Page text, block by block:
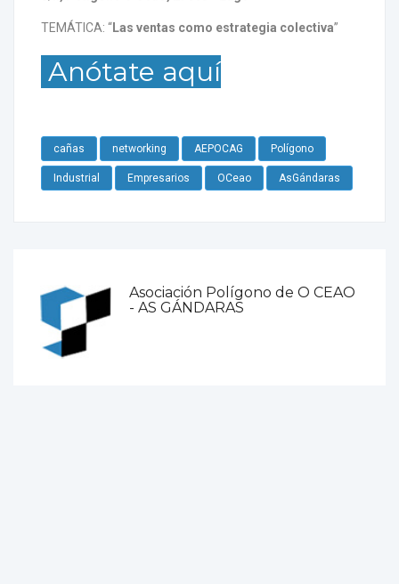
TEMÁTICA: “Las ventas como estrategia colectiva”
Anótate aquí
cañas networking AEPOCAG Polígono
Industrial Empresarios OCeao AsGándaras
Asociación Polígono de O CEAO
- AS GÁNDARAS